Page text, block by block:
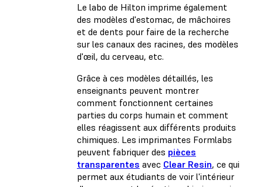
Le labo de Hilton imprime également
des modèles d'estomac, de mâchoires
et de dents pour faire de la recherche
sur les canaux des racines, des modèles
d'œil, du cerveau, etc.
Grâce à ces modèles détaillés, les
enseignants peuvent montrer
comment fonctionnent certaines
parties du corps humain et comment
elles réagissent aux différents produits
chimiques. Les imprimantes Formlabs
peuvent fabriquer des pièces
transparentes avec Clear Resin, ce qui
permet aux étudiants de voir l'intérieur